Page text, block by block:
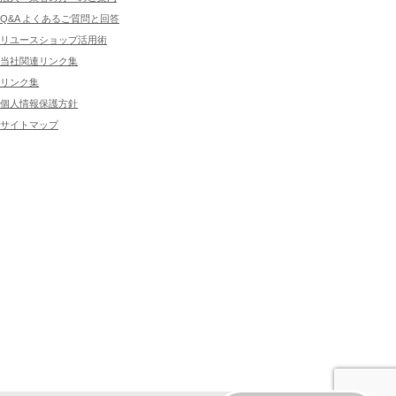
Q&A よくあるご質問と回答
リユースショップ活用術
当社関連リンク集
リンク集
個人情報保護方針
サイトマップ